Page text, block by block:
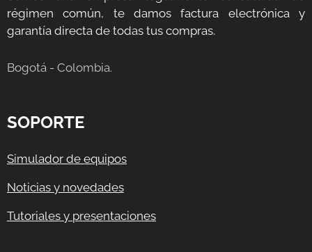
régimen común, te damos factura electrónica y
garantía directa de todas tus compras.
Bogotá - Colombia.
SOPORTE
Simulador de equipos
Noticias y novedades
Tutoriales y presentaciones